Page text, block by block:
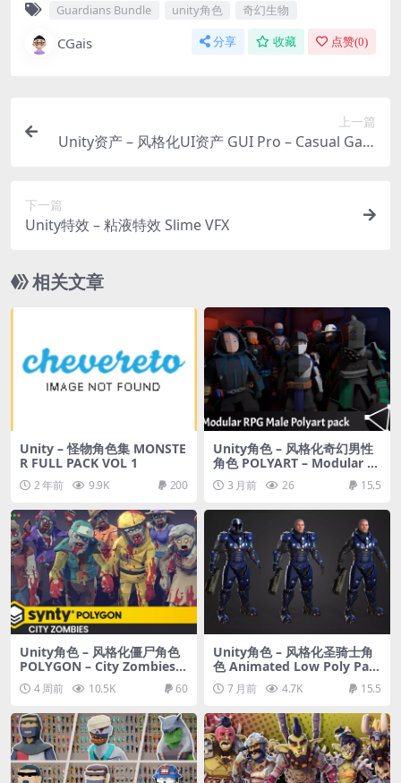
Guardians Bundle unity角色 奇幻生物
CGais 分享 收藏 点赞(0)
上一篇
Unity资产 – 风格化UI资产 GUI Pro – Casual Gam
下一篇
Unity特效 – 粘液特效 Slime VFX
相关文章
Unity – 怪物角色集 MONSTE
R FULL PACK VOL 1
2 年前 9.9K 200
Unity角色 – 风格化奇幻男性
角色 POLYART – Modular Fa
ntasy Male
3 月前 26 15.5
Unity角色 – 风格化僵尸角色
POLYGON – City Zombies P
ack4 周前 10.5K 60
Unity角色 – 风格化圣骑士角
色 Animated Low Poly Pala
din (For Mobile)
7 月前 4.7K 15.5